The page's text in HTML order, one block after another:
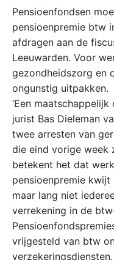
Pensioenfondsen
pensioenpremie btw
afdragen aan de
Leeuwarden. Voor
gezondheidszorg en
ongunstig uitpakken.
‘Een
jurist Bas Dieleman
twee arresten van
die eind vorige week
betekent het dat
pensioenpremie kwijt
maar lang niet
verrekening in de
vrijgesteld van btw